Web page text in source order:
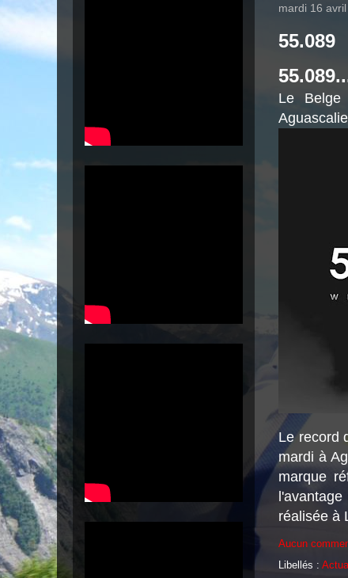
mardi 16
55.089
Le
Le record
mardi à
marque
réalisée à
Aucun
Libellés :